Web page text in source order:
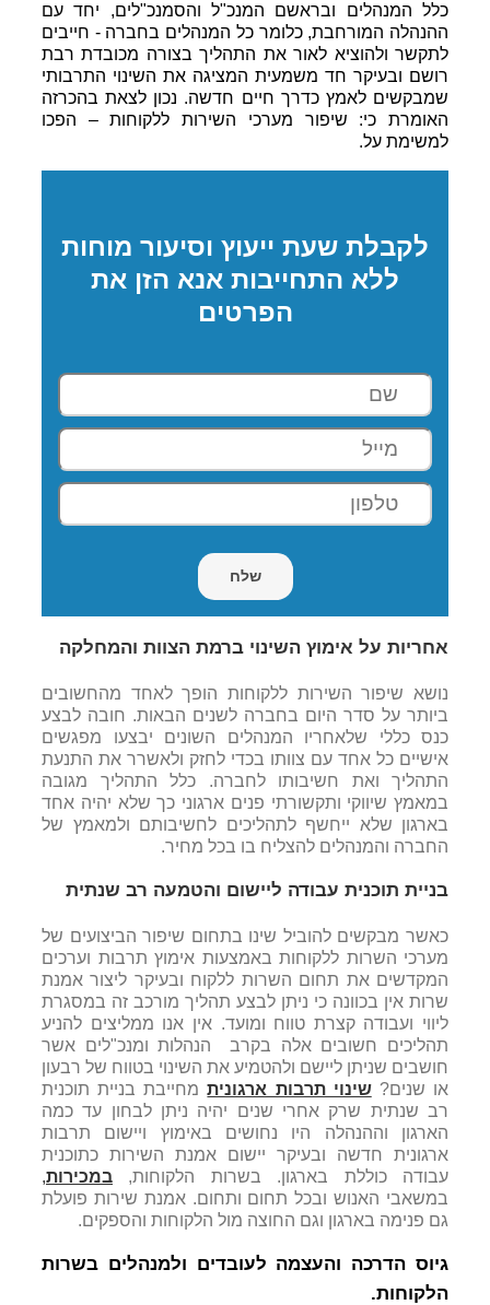
כלל המנהלים ובראשם המנכ"ל והסמנכ"לים, יחד עם
ההנהלה המורחבת, כלומר כל המנהלים בחברה - חייבים
לתקשר ולהוציא לאור את התהליך בצורה מכובדת רבת
רושם ובעיקר חד משמעית המציגה את השינוי התרבותי
שמבקשים לאמץ כדרך חיים חדשה. נכון לצאת בהכרזה
האומרת כי: שיפור מערכי השירות ללקוחות – הפכו
למשימת על.
לקבלת שעת ייעוץ וסיעור מוחות
ללא התחייבות אנא הזן את
הפרטים
אחריות על אימוץ השינוי ברמת הצוות והמחלקה
נושא שיפור השירות ללקוחות הופך לאחד מהחשובים
ביותר על סדר היום בחברה לשנים הבאות. חובה לבצע
כנס כללי שלאחריו המנהלים השונים יבצעו מפגשים
אישיים כל אחד עם צוותו בכדי לחזק ולאשרר את התנעת
התהליך ואת חשיבותו לחברה. כלל התהליך מגובה
במאמץ שיווקי ותקשורתי פנים ארגוני כך שלא יהיה אחד
בארגון שלא ייחשף לתהליכים לחשיבותם ולמאמץ של
החברה והמנהלים להצליח בו בכל מחיר.
בניית תוכנית עבודה ליישום והטמעה רב שנתית
כאשר מבקשים להוביל שינו בתחום שיפור הביצועים של
מערכי השרות ללקוחות באמצעות אימוץ תרבות וערכים
המקדשים את תחום השרות ללקוח ובעיקר ליצור אמנת
שרות אין בכוונה כי ניתן לבצע תהליך מורכב זה במסגרת
ליווי ועבודה קצרת טווח ומועד. אין אנו ממליצים להניע
תהליכים חשובים אלה בקרב הנהלות ומנכ"לים אשר
חושבים שניתן ליישם ולהטמיע את השינוי בטווח של רבעון
או שנים?שינוי תרבות ארגוניתמחייבת בניית תוכנית
רב שנתית שרק אחרי שנים יהיה ניתן לבחון עד כמה
הארגון וההנהלה היו נחושים באימוץ ויישום תרבות
ארגונית חדשה ובעיקר יישום אמנת השירות כתוכנית
עבודה כוללת בארגון. בשרות הלקוחות, במכירות,
במשאבי האנוש ובכל תחום ותחום. אמנת שירות פועלת
גם פנימה בארגון וגם החוצה מול הלקוחות והספקים.
גיוס הדרכה והעצמה לעובדים ולמנהלים בשרות
הלקוחות.